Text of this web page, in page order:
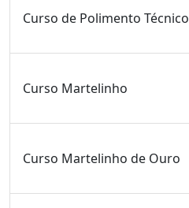
Curso de Polimento Técnico
Curso Martelinho
Curso Martelinho de Ouro